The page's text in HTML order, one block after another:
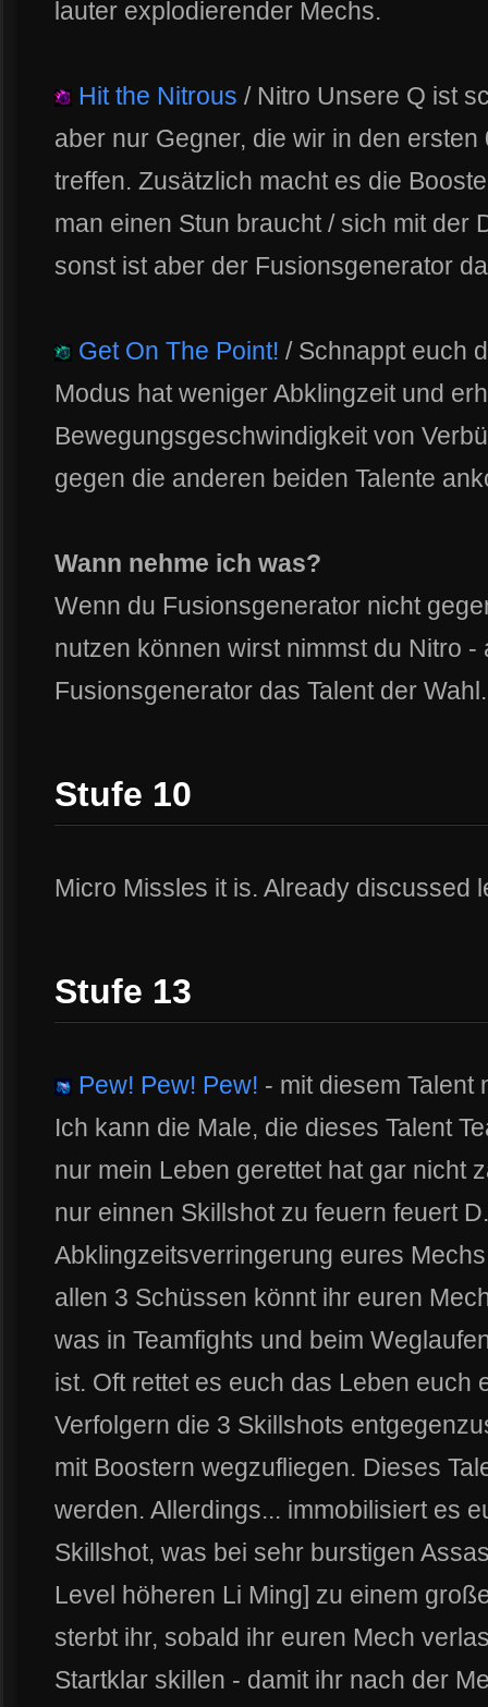
lauter explodierender Mechs.
Hit the Nitrous / Nitro Unsere Q ist
aber nur Gegner, die wir in den
treffen. Zusätzlich macht es die
man einen Stun braucht / sich mit der
sonst ist aber der Fusionsgenerator
Get On The Point! / Schnappt euch
Modus hat weniger Abklingzeit und
Bewegungsgeschwindigkeit von
gegen die anderen beiden Talente
Wann nehme ich was?
Wenn du Fusionsgenerator nicht
nutzen können wirst nimmst du Nitro -
Fusionsgenerator das Talent der Wahl.
Stufe 10
Micro Missles it is. Already discussed
Stufe 13
Pew! Pew! Pew! - mit diesem Talent
Ich kann die Male, die dieses Talent
nur mein Leben gerettet hat gar nicht
nur einnen Skillshot zu feuern feuert
Abklingzeitsverringerung eures
allen 3 Schüssen könnt ihr euren
was in Teamfights und beim
ist. Oft rettet es euch das Leben euch
Verfolgern die 3 Skillshots
mit Boostern wegzufliegen. Dieses
werden. Allerdings... immobilisiert es
Skillshot, was bei sehr burstigen
Level höheren Li Ming] zu einem
sterbt ihr, sobald ihr euren Mech
Startklar skillen - damit ihr nach der